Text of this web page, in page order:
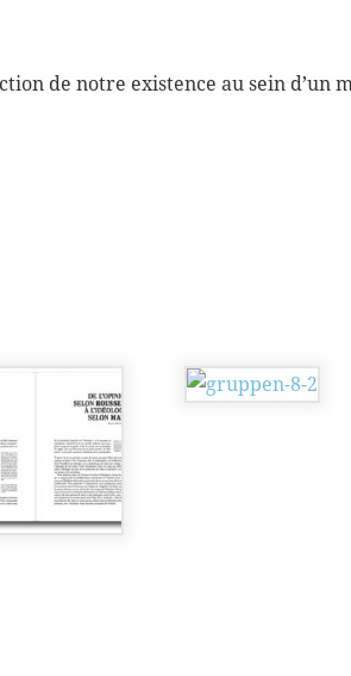
de notre existence au sein d’un